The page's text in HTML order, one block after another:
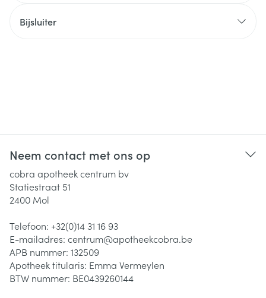
Bijsluiter
Neem contact met ons op
cobra apotheek centrum bv
Statiestraat 51
2400 Mol
Telefoon: +32(0)14 31 16 93
E-mailadres: centrum@apotheekcobra.be
APB nummer: 132509
Apotheek titularis: Emma Vermeylen
BTW nummer: BE0439260144